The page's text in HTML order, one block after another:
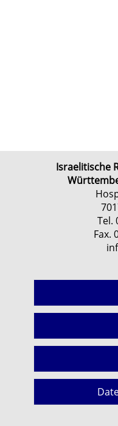
Israelitische
Tel.
Fax.